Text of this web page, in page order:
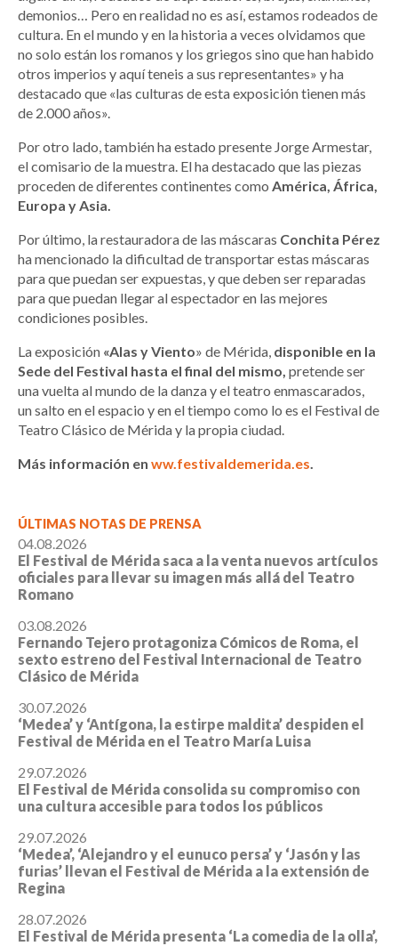
demonios… Pero en realidad no es así, estamos rodeados de
cultura. En el mundo y en la historia a veces olvidamos que
no solo están los romanos y los griegos sino que han habido
otros imperios y aquí teneis a sus representantes» y ha
destacado que «las culturas de esta exposición tienen más
de 2.000 años».
Por otro lado, también ha estado presente Jorge Armestar,
el comisario de la muestra. El ha destacado que las piezas
proceden de diferentes continentes como América, África,
Europa y Asia.
Por último, la restauradora de las máscaras Conchita Pérez
ha mencionado la dificultad de transportar estas máscaras
para que puedan ser expuestas, y que deben ser reparadas
para que puedan llegar al espectador en las mejores
condiciones posibles.
La exposición «Alas y Viento» de Mérida, disponible en la
Sede del Festival hasta el final del mismo, pretende ser
una vuelta al mundo de la danza y el teatro enmascarados,
un salto en el espacio y en el tiempo como lo es el Festival de
Teatro Clásico de Mérida y la propia ciudad.
Más información en ww.festivaldemerida.es.
ÚLTIMAS NOTAS DE PRENSA
04.08.2026
El Festival de Mérida saca a la venta nuevos artículos
oficiales para llevar su imagen más allá del Teatro
Romano
03.08.2026
Fernando Tejero protagoniza Cómicos de Roma, el
sexto estreno del Festival Internacional de Teatro
Clásico de Mérida
30.07.2026
‘Medea’ y ‘Antígona, la estirpe maldita’ despiden el
Festival de Mérida en el Teatro María Luisa
29.07.2026
El Festival de Mérida consolida su compromiso con
una cultura accesible para todos los públicos
29.07.2026
‘Medea’, ‘Alejandro y el eunuco persa’ y ‘Jasón y las
furias’ llevan el Festival de Mérida a la extensión de
Regina
28.07.2026
El Festival de Mérida presenta ‘La comedia de la olla’,